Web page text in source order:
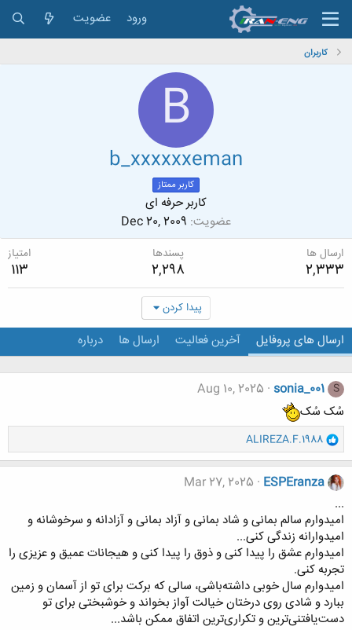
ورود عضویت
کاربران
B
b_xxxxxxeman
کاربر ممتاز
کاربر حرفه ای
عضویت Dec 20, 2009
ارسال ها
2,333
پسندها
2,298
امتیاز
113
پیدا کردن
ارسال های پروفایل آخرین فعالیت ارسال ها درباره
S
sonia_001
Aug 10, 2025
سُک سُک
و
ا
ک
ن
ا
:
ALIREZA.F.1988
ESPEranza
Mar 27, 2025
...
امیدوارم سالم بمانی و شاد بمانی ‌و آزاد بمانی و آزادانه و سرخوشانه و
امیدوارانه زندگی کنی...
امیدوارم عشق را پیدا کنی و ذوق را پیدا کنی و هیجانات عمیق و عزیزی را
تجربه کنی.
امیدوارم سال خوبی داشته‌باشی، سالی که برکت برای تو از آسمان و زمین
ببارد و شادی روی درختان خیالت آواز بخواند و خوشبختی برای تو
دست‌یافتنی‌ترین و تکراری‌ترین اتفاق ممکن باشد...